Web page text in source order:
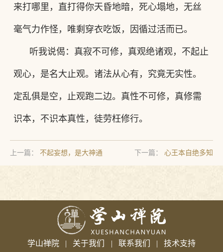
来打哪里，直打得你天昏地暗，死心塌地，无丝
毫气力作怪，唯剩穿衣吃饭，因循过活而已。
听我说偈：真寂不可修，真观绝诸观，不起止
观心，是名大止观。诸法从心有，究竟无实性。
定乱俱是空，止观跑二边。真性不可修，真修需
识本，不识本真性，徒劳枉修行。
上一篇： 不起妄想，是大神通 下一篇： 心王本自绝多知
学山禅院 | 关于我们 | 联系我们 | 技术支持